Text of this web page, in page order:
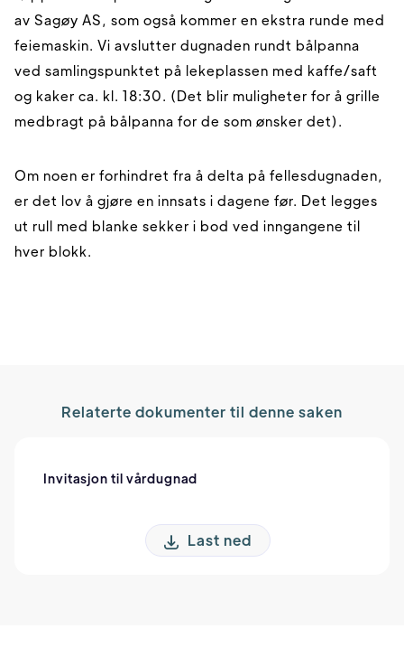
av Sagøy AS, som også kommer en ekstra runde med
feiemaskin. Vi avslutter dugnaden rundt bålpanna
ved samlingspunktet på lekeplassen med kaffe/saft
og kaker ca. kl. 18:30. (Det blir muligheter for å grille
medbragt på bålpanna for de som ønsker det).
Om noen er forhindret fra å delta på fellesdugnaden,
er det lov å gjøre en innsats i dagene før. Det legges
ut rull med blanke sekker i bod ved inngangene til
hver blokk.
Relaterte dokumenter til denne saken
Invitasjon til vårdugnad
Last ned